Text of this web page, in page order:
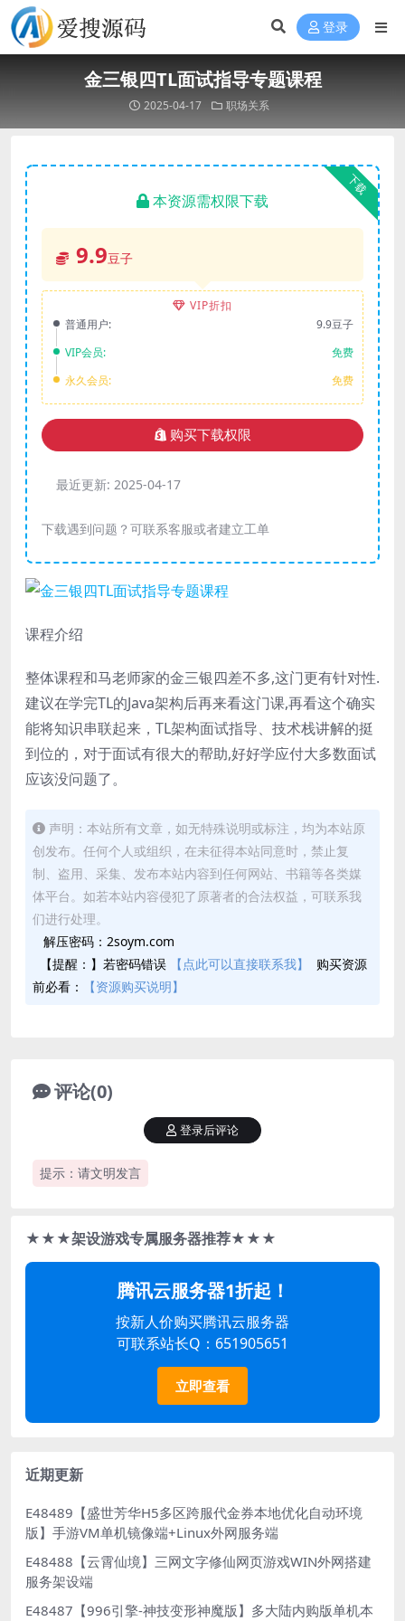
登录
金三银四TL面试指导专题课程
2025-04-17 职场关系
下载
本资源需权限下载
9.9豆子
VIP折扣
普通用户:
9.9豆子
VIP会员:
免费
永久会员:
免费
购买下载权限
最近更新: 2025-04-17
下载遇到问题？可联系客服或者建立工单
课程介绍
整体课程和马老师家的金三银四差不多,这门更有针对性.
建议在学完TL的Java架构后再来看这门课,再看这个确实
能将知识串联起来，TL架构面试指导、技术栈讲解的挺
到位的，对于面试有很大的帮助,好好学应付大多数面试
应该没问题了。
声明：本站所有文章，如无特殊说明或标注，均为本站原
创发布。任何个人或组织，在未征得本站同意时，禁止复
制、盗用、采集、发布本站内容到任何网站、书籍等各类媒
体平台。如若本站内容侵犯了原著者的合法权益，可联系我
们进行处理。
解压密码：2soym.com
【提醒：】若密码错误
【点此可以直接联系我】
购买资源
前必看：
【资源购买说明】
评论(0)
提示：请文明发言
登录后评论
★★★架设游戏专属服务器推荐★★★
腾讯云服务器1折起！
按新人价购买腾讯云服务器
可联系站长Q：651905651
立即查看
近期更新
E48489【盛世芳华H5多区跨服代金券本地优化自动环境
版】手游VM单机镜像端+Linux外网服务端
E48488【云霄仙境】三网文字修仙网页游戏WIN外网搭建
服务架设端
E48487【996引擎-神技变形神魔版】多大陆内购版单机本